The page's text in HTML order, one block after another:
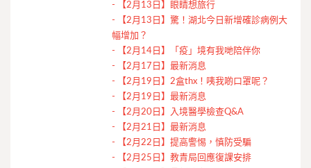
-
【2月13日】眼睛想旅行
-
【2月13日】驚！湖北今日新增確診病例大
幅增加？
-
【2月14日】「疫」境有我哋陪伴你
-
【2月17日】最新消息
-
【2月19日】2盒thx！咦我啲口罩呢？
-
【2月19日】最新消息
-
【2月20日】入境醫學檢查Q&A
-
【2月21日】最新消息
-
【2月22日】提高警惕，慎防受騙
-
【2月25日】教青局回應復課安排